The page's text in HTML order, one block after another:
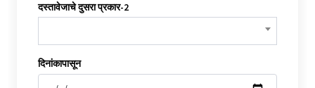
दस्तावेजाचे दुसरा प्रकार-2
दिनांकापासून